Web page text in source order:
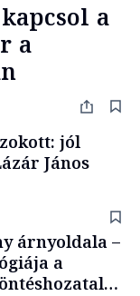
a
a
jól
János
árnyoldala –
a